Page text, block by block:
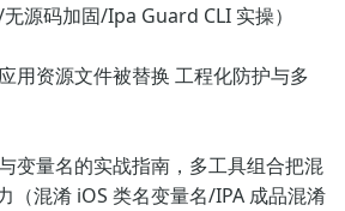
源码加固/Ipa Guard CLI 实操）
用资源文件被替换 工程化防护与多
变量名的实战指南，多工具组合把混
（混淆 iOS 类名变量名/IPA 成品混淆